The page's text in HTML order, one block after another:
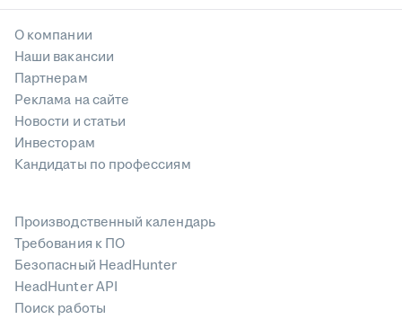
О компании
Наши вакансии
Партнерам
Реклама на сайте
Новости и статьи
Инвесторам
Кандидаты по профессиям
Производственный календарь
Требования к ПО
Безопасный HeadHunter
HeadHunter API
Поиск работы